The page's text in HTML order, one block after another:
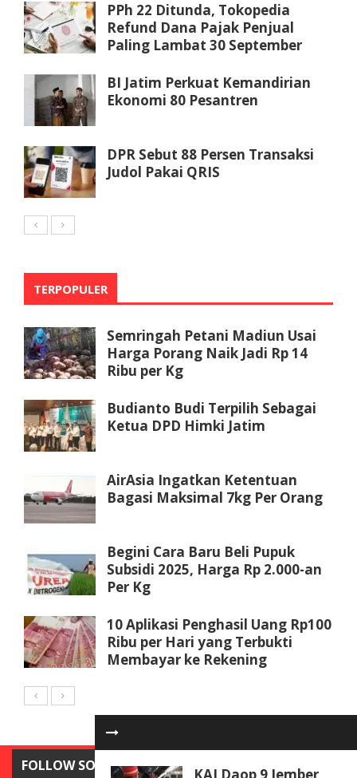
PPh 22 Ditunda, Tokopedia
Refund Dana Pajak Penjual
Paling Lambat 30 September
BI Jatim Perkuat Kemandirian
Ekonomi 80 Pesantren
DPR Sebut 88 Persen Transaksi
Judol Pakai QRIS
TERPOPULER
Semringah Petani Madiun Usai
Harga Porang Naik Jadi Rp 14
Ribu per Kg
Budianto Budi Terpilih Sebagai
Ketua DPD Himki Jatim
AirAsia Ingatkan Ketentuan
Bagasi Maksimal 7kg Per Orang
Begini Cara Baru Beli Pupuk
Subsidi 2025, Harga Rp 2.000-an
Per Kg
10 Aplikasi Penghasil Uang Rp100
Ribu per Hari yang Terbukti
Membayar ke Rekening
FOLLOW SOSIAL MEDIA